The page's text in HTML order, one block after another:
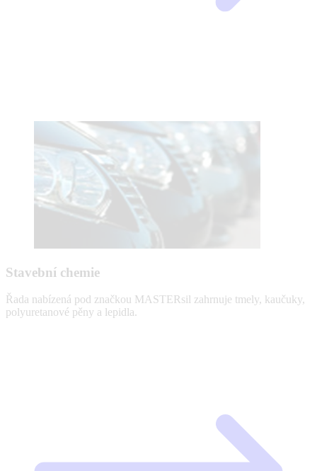
Stavební chemie
Řada nabízená pod značkou MASTERsil zahrnuje tmely, kaučuky,
polyuretanové pěny a lepidla.